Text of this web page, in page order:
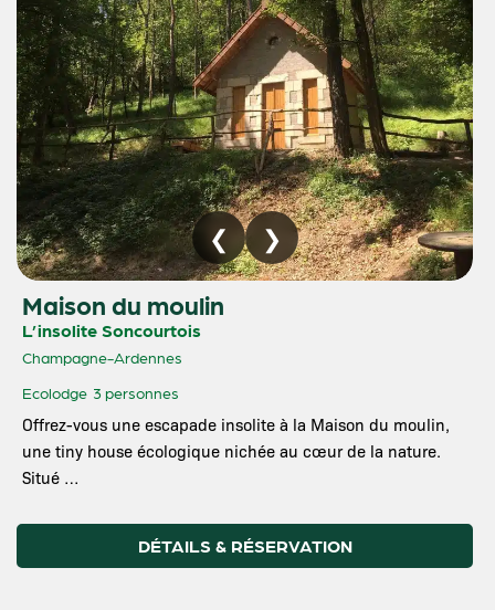
Maison du moulin
L’insolite Soncourtois
Champagne-Ardennes
Ecolodge 3 personnes
Offrez-vous une escapade insolite à la Maison du moulin,
une tiny house écologique nichée au cœur de la nature.
Situé …
DÉTAILS & RÉSERVATION